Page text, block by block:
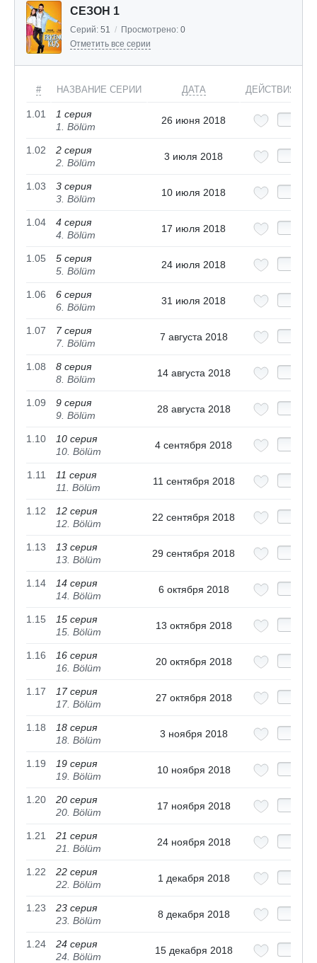
СЕЗОН 1
Серий: 51 / Просмотрено: 0
Отметить все серии
# НАЗВАНИЕ СЕРИИ ДАТА ДЕЙСТВИЯ
1.01
1 серия
1. Bölüm
26 июня 2018
1.02
2 серия
2. Bölüm
3 июля 2018
1.03
3 серия
3. Bölüm
10 июля 2018
1.04
4 серия
4. Bölüm
17 июля 2018
1.05
5 серия
5. Bölüm
24 июля 2018
1.06
6 серия
6. Bölüm
31 июля 2018
1.07
7 серия
7. Bölüm
7 августа 2018
1.08
8 серия
8. Bölüm
14 августа 2018
1.09
9 серия
9. Bölüm
28 августа 2018
1.10
10 серия
10. Bölüm
4 сентября 2018
1.11
11 серия
11. Bölüm
11 сентября 2018
1.12
12 серия
12. Bölüm
22 сентября 2018
1.13
13 серия
13. Bölüm
29 сентября 2018
1.14
14 серия
14. Bölüm
6 октября 2018
1.15
15 серия
15. Bölüm
13 октября 2018
1.16
16 серия
16. Bölüm
20 октября 2018
1.17
17 серия
17. Bölüm
27 октября 2018
1.18
18 серия
18. Bölüm
3 ноября 2018
1.19
19 серия
19. Bölüm
10 ноября 2018
1.20
20 серия
20. Bölüm
17 ноября 2018
1.21
21 серия
21. Bölüm
24 ноября 2018
1.22
22 серия
22. Bölüm
1 декабря 2018
1.23
23 серия
23. Bölüm
8 декабря 2018
1.24
24 серия
24. Bölüm
15 декабря 2018